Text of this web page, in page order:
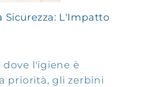
Sicurezza: L'Impatto
l'igiene è
priorità, gli zerbini